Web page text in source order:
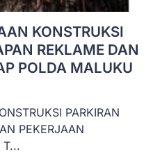
KONSTRUKSI
REKLAME DAN
POLDA MALUKU
PARKIRAN
PEKERJAAN
T...